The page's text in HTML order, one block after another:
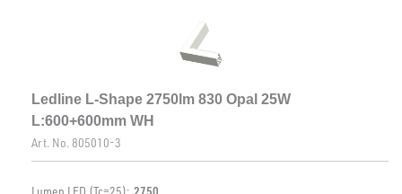
Ledline L-Shape 2750lm 830 Opal 25W
L:600+600mm WH
Art. No. 805010-3